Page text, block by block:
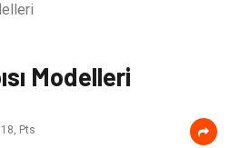
Modelleri
Pts